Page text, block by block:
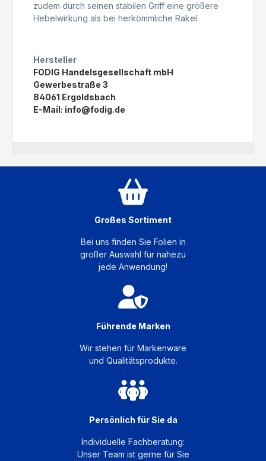
zudem durch seinen stabilen Griff eine größere
Hebelwirkung als bei herkömmliche Rakel.
Hersteller
FODIG Handelsgesellschaft mbH
Gewerbestraße 3
84061 Ergoldsbach
E-Mail: info@fodig.de
Großes Sortiment
Bei uns finden Sie Folien in
großer Auswahl für nahezu
jede Anwendung!
Führende Marken
Wir stehen für Markenware
und Qualitätsprodukte.
Persönlich für Sie da
Individuelle Fachberatung:
Unser Team ist gerne für Sie